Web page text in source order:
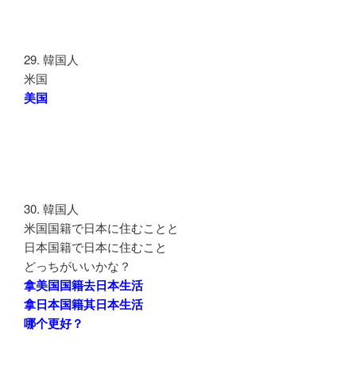
29. 韓国人
米国
美国
30. 韓国人
米国国籍で日本に住むことと
日本国籍で日本に住むこと
どっちがいいかな？
拿美国国籍去日本生活
拿日本国籍其日本生活
哪个更好？